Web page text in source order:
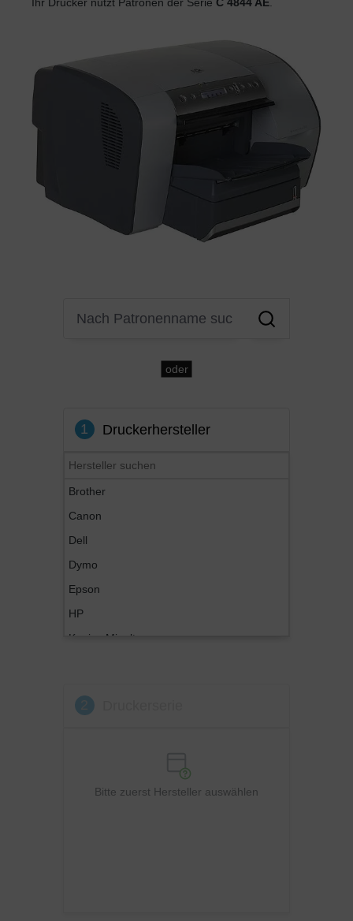
oder
1 Druckerhersteller
Brother
Canon
Dell
Dymo
Epson
HP
Konica Minolta
OKI
Bitte zuerst Hersteller auswählen